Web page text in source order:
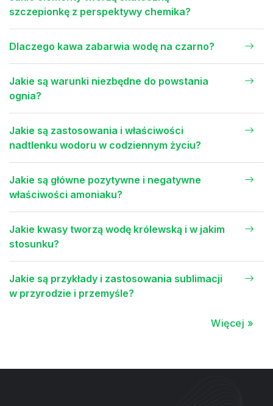
szczepionkę z perspektywy chemika?
Dlaczego kawa zabarwia wodę na czarno?
Jakie są warunki niezbędne do powstania
ognia?
Jakie są zastosowania i właściwości
nadtlenku wodoru w codziennym życiu?
Jakie są główne pozytywne i negatywne
właściwości amoniaku?
Jakie kwasy tworzą wodę królewską i w jakim
stosunku?
Jakie są przykłady i zastosowania sublimacji
w przyrodzie i przemyśle?
Więcej »